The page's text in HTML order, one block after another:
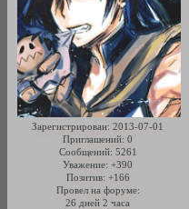
Зарегистрирован: 2013-07-01
Приглашений: 0
Сообщений: 5261
Уважение: +390
Позитив: +166
Провел на форуме:
26 дней 2 часа